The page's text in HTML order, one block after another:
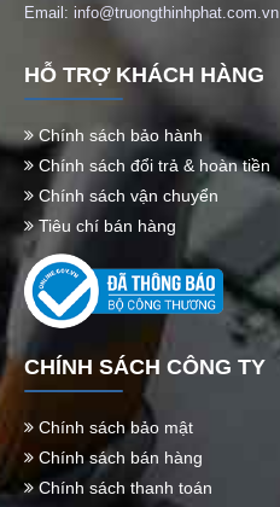
Email: info@truongthinhphat.com.vn
HỖ TRỢ KHÁCH HÀNG
Chính sách bảo hành
Chính sách đổi trả & hoàn tiền
Chính sách vận chuyển
Tiêu chí bán hàng
CHÍNH SÁCH CÔNG TY
Chính sách bảo mật
Chính sách bán hàng
Chính sách thanh toán